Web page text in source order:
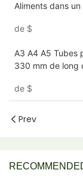
Aliments dans
couvercle en métal
de $
A3 A4 A5 Tubes
330 mm de long
de $
Prev